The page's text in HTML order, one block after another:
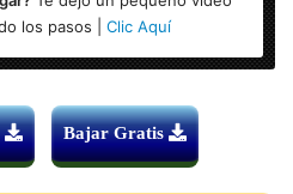
los pasos | Clic Aquí
Bajar Gratis